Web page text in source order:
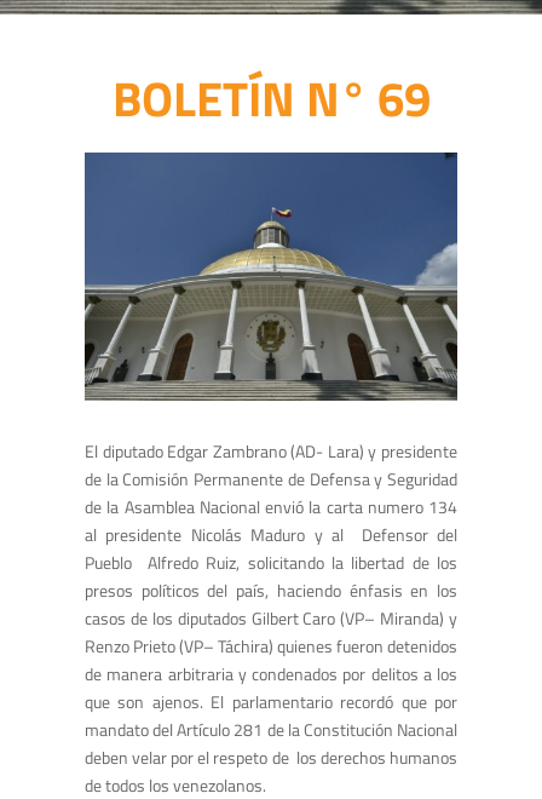
BOLETÍN N° 69
El diputado Edgar Zambrano (AD- Lara) y presidente
de la Comisión Permanente de Defensa y Seguridad
de la Asamblea Nacional envió la carta numero 134
al presidente Nicolás Maduro y al Defensor del
Pueblo Alfredo Ruiz, solicitando la libertad de los
presos políticos del país, haciendo énfasis en los
casos de los diputados Gilbert Caro (VP– Miranda) y
Renzo Prieto (VP– Táchira) quienes fueron detenidos
de manera arbitraria y condenados por delitos a los
que son ajenos. El parlamentario recordó que por
mandato del Artículo 281 de la Constitución Nacional
deben velar por el respeto de los derechos humanos
de todos los venezolanos.